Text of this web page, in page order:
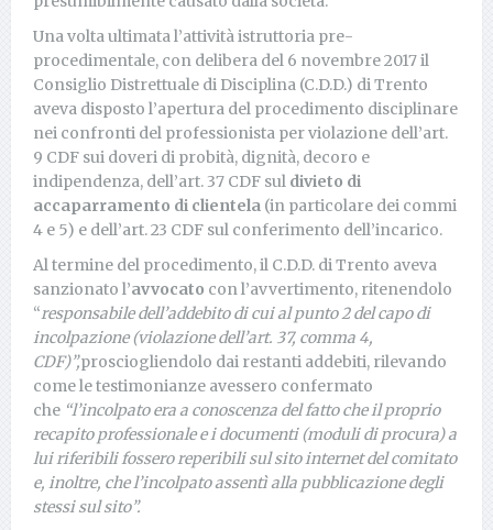
Una volta ultimata l’attività istruttoria pre-
procedimentale, con delibera del 6 novembre 2017 il
Consiglio Distrettuale di Disciplina (C.D.D.) di Trento
aveva disposto l’apertura del procedimento disciplinare
nei confronti del professionista per violazione dell’art.
9 CDF sui doveri di probità, dignità, decoro e
indipendenza, dell’art. 37 CDF sul divieto di
accaparramento di clientela (in particolare dei commi
4 e 5) e dell’art. 23 CDF sul conferimento dell’incarico.
Al termine del procedimento, il C.D.D. di Trento aveva
sanzionato l’avvocato con l’avvertimento, ritenendolo
“responsabile dell’addebito di cui al punto 2 del capo di
incolpazione (violazione dell’art. 37, comma 4,
CDF)”,prosciogliendolo dai restanti addebiti, rilevando
come le testimonianze avessero confermato
che “l’incolpato era a conoscenza del fatto che il proprio
recapito professionale e i documenti (moduli di procura) a
lui riferibili fossero reperibili sul sito internet del comitato
e, inoltre, che l’incolpato assentì alla pubblicazione degli
stessi sul sito”.